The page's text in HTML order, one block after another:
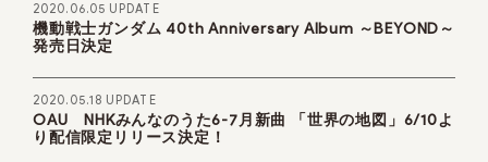
2020.06.05 UPDATE
機動戦士ガンダム 40th Anniversary Album ～BEYOND～
発売日決定
2020.05.18 UPDATE
OAU NHKみんなのうた6-7月新曲 「世界の地図」6/10よ
り配信限定リリース決定！